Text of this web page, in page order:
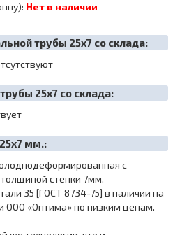
Нет в наличии
трубы 25х7 со склада:
25х7 со склада:
мм.:
с
стенки 7мм,
35 [ГОСТ 8734-75] в наличии на
ООО «Оптима» по низким ценам.